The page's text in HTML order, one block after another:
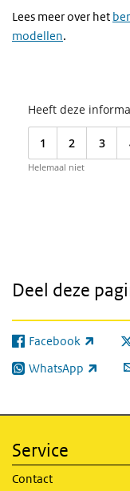
Lees meer over het
modellen.
Heeft deze
1 2 3
Helemaal niet
Deel deze
Facebook
(externe link)
WhatsApp
(externe link)
Service
Contact